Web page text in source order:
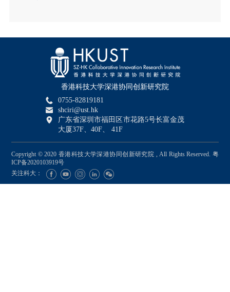
香港科技大学深港协同创新研究院
0755-82819181
shciri@ust.hk
广东省深圳市福田区市花路5号长富金茂
大厦37F、40F、 41F
Copyright © 2020 香港科技大学深港协同创新研究院 , All Rights Reserved. 粤
ICP备2020103919号
关注科大：